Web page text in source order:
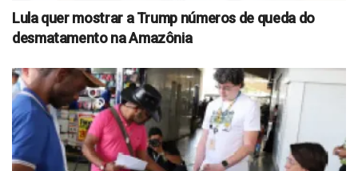
Lula quer mostrar a Trump números de queda do
desmatamento na Amazônia